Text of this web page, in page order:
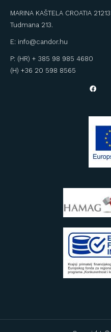
MARINA KAŠTELA CROATIA
Tudmana 213.
E: info@candor.hu
P: (HR) + 385 98 985 4680
(H) +36 20 598 8565